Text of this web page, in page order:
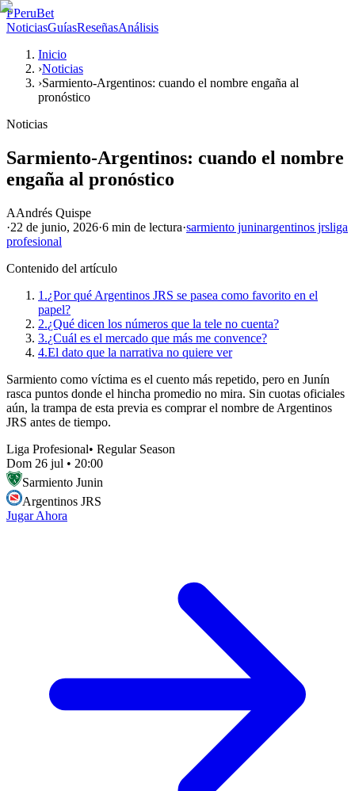
PPeruBet
NoticiasGuíasReseñasAnálisis
Inicio
›Noticias
›Sarmiento-Argentinos: cuando el nombre engaña al
pronóstico
Noticias
Sarmiento-Argentinos: cuando el nombre
engaña al pronóstico
AAndrés Quispe
·22 de junio, 2026·6 min de lectura·sarmiento juninargentinos jrsliga
profesional
Contenido del artículo
1.¿Por qué Argentinos JRS se pasea como favorito en el
papel?
2.¿Qué dicen los números que la tele no cuenta?
3.¿Cuál es el mercado que más me convence?
4.El dato que la narrativa no quiere ver
Sarmiento como víctima es el cuento más repetido, pero en Junín
rasca puntos donde el hincha promedio no mira. Sin cuotas oficiales
aún, la trampa de esta previa es comprar el nombre de Argentinos
JRS antes de tiempo.
Liga Profesional• Regular Season
Dom 26 jul • 20:00
Sarmiento Junin
Argentinos JRS
Jugar Ahora